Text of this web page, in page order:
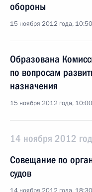
обороны
15 ноября 2012 года, 10:50
Образована
по вопросам
назначения
15 ноября 2012 года, 10:00
14 ноября 2012
Совещание по
судов